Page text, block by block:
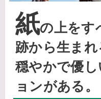
紙の上をす
跡から生まれ
穏やかで優
ョンがある。